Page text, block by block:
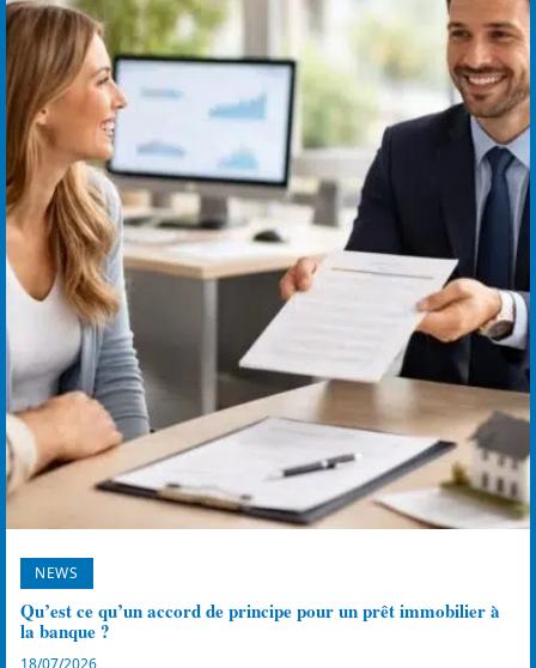
NEWS
Qu’est ce qu’un accord de principe pour un prêt immobilier à
la banque ?
18/07/2026